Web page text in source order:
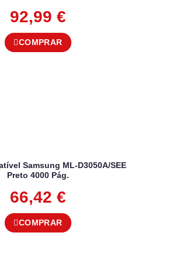
92,99 €
COMPRAR
Samsung ML-D3050A/SEE
Preto 4000 Pág.
66,42 €
COMPRAR